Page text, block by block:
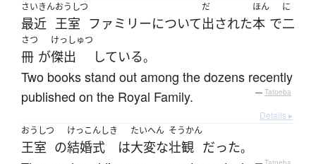
さいきん
最近
おうしつ
王室 ファミリーについて
だ
出された
ほん
本 で
に
二
さつ
冊 が
けっしゅつ
傑出 している。
Two books stand out among the dozens recently
published on the Royal Family.
— Tatoeba
Details ▸
おうしつ
王室 の
けっこんしき
結婚式 は
たいへん
大変な
そうかん
壮観 だった。